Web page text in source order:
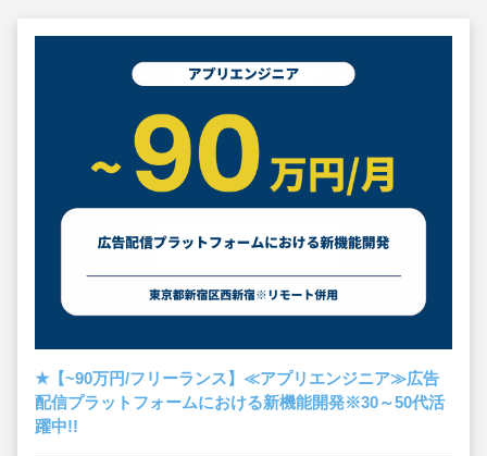
★【~90万円/フリーランス】≪アプリエンジニア≫広告
配信プラットフォームにおける新機能開発※30～50代活
躍中!!